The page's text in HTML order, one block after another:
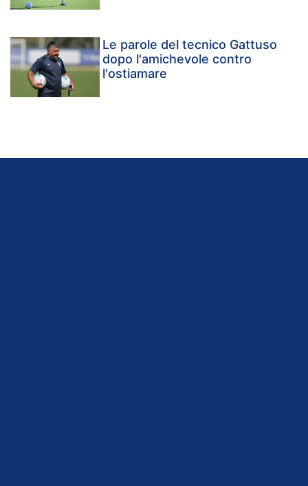
Le parole del tecnico Gattuso
dopo l'amichevole contro
l'ostiamare